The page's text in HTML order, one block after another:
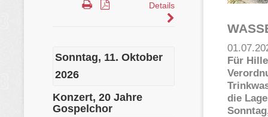
Für
die